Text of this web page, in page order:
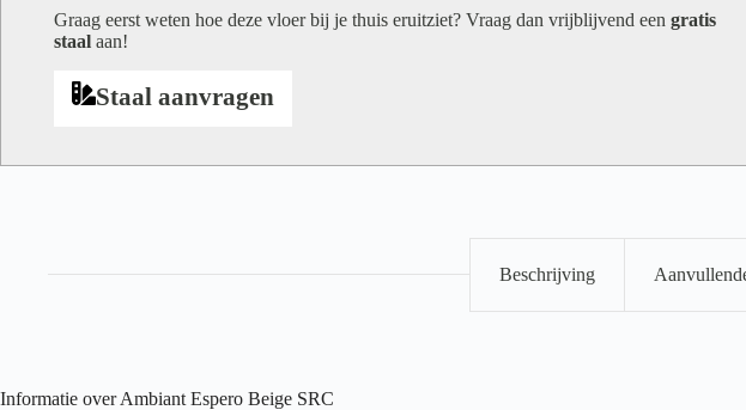
Graag eerst weten hoe deze vloer bij je thuis eruitziet? Vraag dan vrijblijvend een gratis
staal aan!
Staal aanvragen
Beschrijving
Informatie over Ambiant Espero Beige SRC